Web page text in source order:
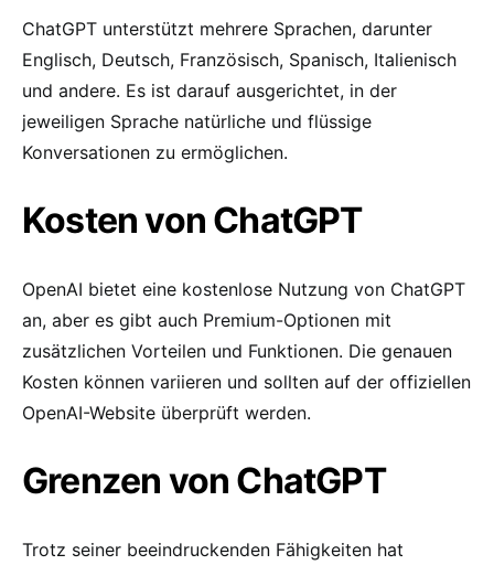
ChatGPT unterstützt mehrere Sprachen, darunter
Englisch, Deutsch, Französisch, Spanisch, Italienisch
und andere. Es ist darauf ausgerichtet, in der
jeweiligen Sprache natürliche und flüssige
Konversationen zu ermöglichen.
Kosten von ChatGPT
OpenAI bietet eine kostenlose Nutzung von ChatGPT
an, aber es gibt auch Premium-Optionen mit
zusätzlichen Vorteilen und Funktionen. Die genauen
Kosten können variieren und sollten auf der offiziellen
OpenAI-Website überprüft werden.
Grenzen von ChatGPT
Trotz seiner beeindruckenden Fähigkeiten hat